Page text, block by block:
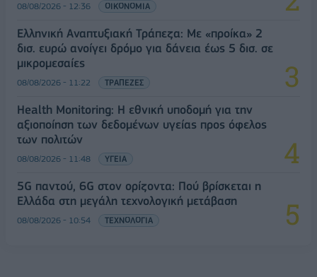
08/08/2026 - 12:36 ΟΙΚΟΝΟΜΙΑ
Ελληνική Αναπτυξιακή Τράπεζα: Με «προίκα» 2
δισ. ευρώ ανοίγει δρόμο για δάνεια έως 5 δισ. σε
μικρομεσαίες
08/08/2026 - 11:22 ΤΡΑΠΕΖΕΣ
Health Monitoring: Η εθνική υποδομή για την
αξιοποίηση των δεδομένων υγείας προς όφελος
των πολιτών
08/08/2026 - 11:48 ΥΓΕΙΑ
5G παντού, 6G στον ορίζοντα: Πού βρίσκεται η
Ελλάδα στη μεγάλη τεχνολογική μετάβαση
08/08/2026 - 10:54 ΤΕΧΝΟΛΟΓΙΑ